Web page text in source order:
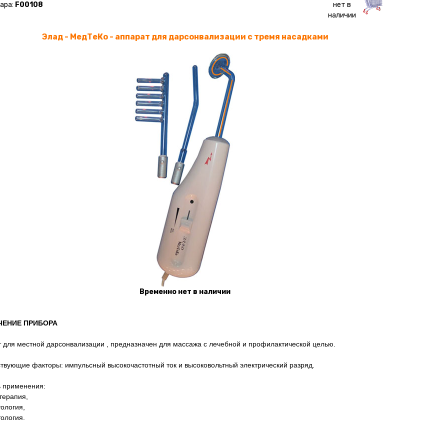
F00108
нет в
наличии
Элад - МедТеКо - аппарат для дарсонвализации с тремя насадками
Временно нет в наличии
ПРИБОРА
для местной дарсонвализации , предназначен для массажа с лечебной и профилактической целью.
факторы: импульсный высокочастотный ток и высоковольтный электрический разряд.
применения: